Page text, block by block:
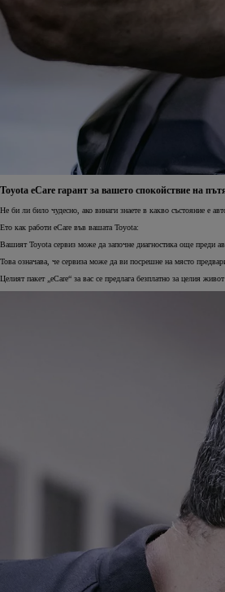
От
Toyota eCare гарант за вашето спокойствие на
Не би ли било чудесно, ако винаги знаете в какво състояние е
Ето как работи eCare във вашата Toyota:
Вашият Toyota сервиз може да започне диагностика още преди
Това означава, че сервиза може да ви посрешне на място
Целият пакет „eCare“ за вас се предлага безплатно за целия